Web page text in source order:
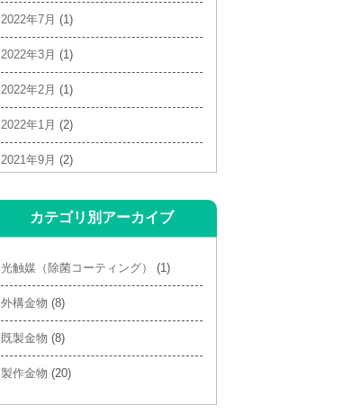
2022年7月 (1)
2022年3月 (1)
2022年2月 (1)
2022年1月 (2)
2021年9月 (2)
2021年3月(2)
2021年2月(4)
2020年10月(1)
2020年9月(1)
2020年7月(1)
カテゴリ別アーカイブ
光触媒（除菌コーティング） (1)
外構金物 (8)
既製金物 (8)
製作金物 (20)